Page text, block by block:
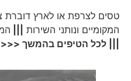
טסים לצרפת או לארץ דוברת
המקומיים ונותני השירות|||
||| לכל הטיפים בהמשך <<<